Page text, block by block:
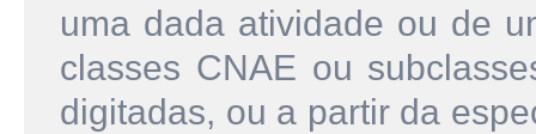
uma dada atividade ou de
classes CNAE ou
digitadas, ou a partir da